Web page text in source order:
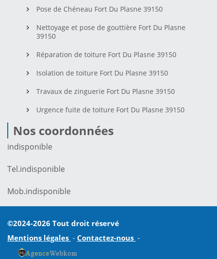
Pose de Chéneau Fort Du Plasne 39150
Nettoyage et pose de gouttière Fort Du Plasne
39150
Réparation de toiture Fort Du Plasne 39150
Isolation de toiture Fort Du Plasne 39150
Travaux de zinguerie Fort Du Plasne 39150
Urgence fuite de toiture Fort Du Plasne 39150
Nos coordonnées
indisponible
Tel.indisponible
Mob.indisponible
©2024-2026 Tout droit réservé
Mentions légales - Contactez-nous -